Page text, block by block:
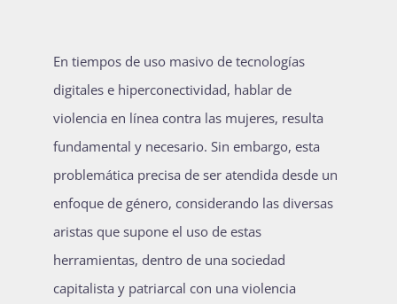
La Boletina
Recursos
En tiempos de uso masivo de tecnologías
digitales e hiperconectividad, hablar de
violencia en línea contra las mujeres, resulta
fundamental y necesario. Sin embargo, esta
problemática precisa de ser atendida desde un
enfoque de género, considerando las diversas
aristas que supone el uso de estas
herramientas, dentro de una sociedad
capitalista y patriarcal con una violencia